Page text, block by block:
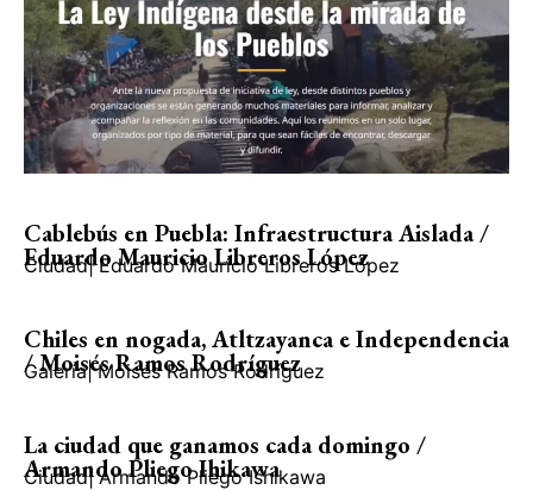
Cablebús en Puebla: Infraestructura Aislada /
Eduardo Mauricio Libreros López
Ciudad| Eduardo Mauricio Libreros López
Chiles en nogada, Atltzayanca e Independencia
/ Moisés Ramos Rodríguez
Galería| Moisés Ramos Rodríguez
La ciudad que ganamos cada domingo /
Armando Pliego Ihikawa
Ciudad| Armando Pliego Ishikawa